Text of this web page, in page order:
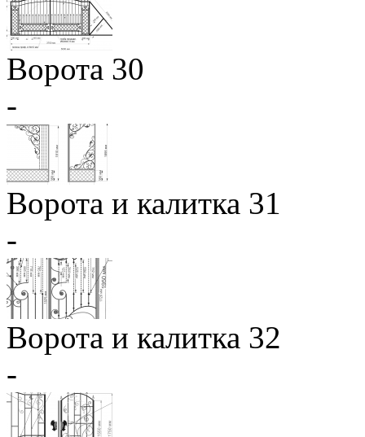
Ворота 30
-
Ворота и калитка 31
-
Ворота и калитка 32
-